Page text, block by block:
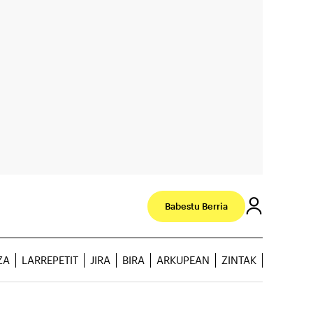
Babestu Berria
LARREPETIT JIRA BIRA ARKUPEAN ZINTAK